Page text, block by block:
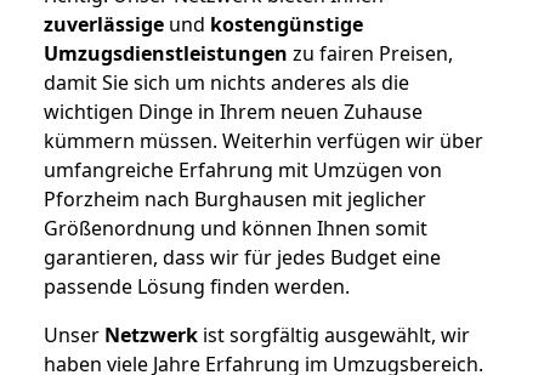
zuverlässige und kostengünstige
Umzugsdienstleistungen zu fairen Preisen,
damit Sie sich um nichts anderes als die
wichtigen Dinge in Ihrem neuen Zuhause
kümmern müssen. Weiterhin verfügen wir über
umfangreiche Erfahrung mit Umzügen von
Pforzheim nach Burghausen mit jeglicher
Größenordnung und können Ihnen somit
garantieren, dass wir für jedes Budget eine
passende Lösung finden werden.
Unser Netzwerk ist sorgfältig ausgewählt, wir
haben viele Jahre Erfahrung im Umzugsbereich.